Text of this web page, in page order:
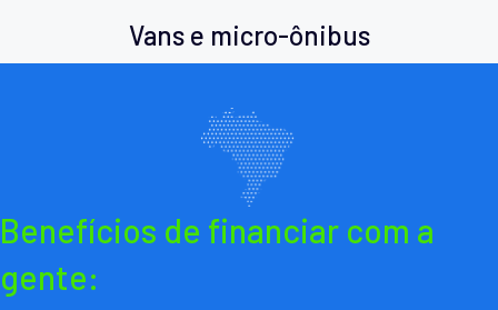
Vans e micro-ônibus
Benefícios de financiar com a
gente: